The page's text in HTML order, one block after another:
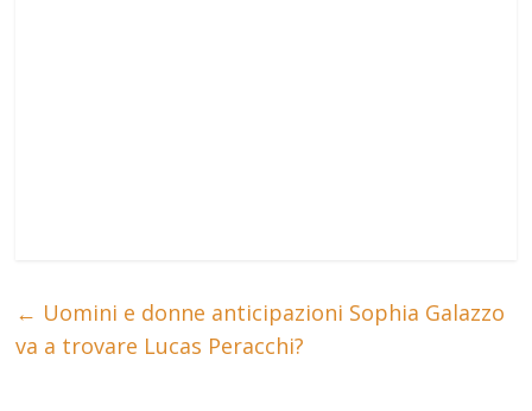
← Uomini e donne anticipazioni Sophia Galazzo
va a trovare Lucas Peracchi?